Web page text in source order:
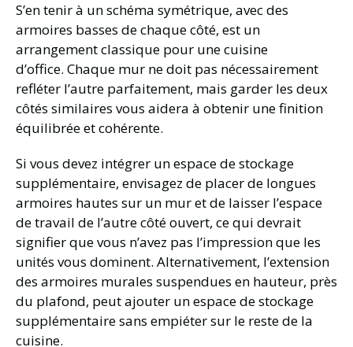
S’en tenir à un schéma symétrique, avec des
armoires basses de chaque côté, est un
arrangement classique pour une cuisine
d’office. Chaque mur ne doit pas nécessairement
refléter l’autre parfaitement, mais garder les deux
côtés similaires vous aidera à obtenir une finition
équilibrée et cohérente.
Si vous devez intégrer un espace de stockage
supplémentaire, envisagez de placer de longues
armoires hautes sur un mur et de laisser l’espace
de travail de l’autre côté ouvert, ce qui devrait
signifier que vous n’avez pas l’impression que les
unités vous dominent. Alternativement, l’extension
des armoires murales suspendues en hauteur, près
du plafond, peut ajouter un espace de stockage
supplémentaire sans empiéter sur le reste de la
cuisine.